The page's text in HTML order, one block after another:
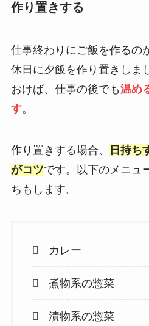
作り置きする
仕事終わりにご飯を作るの
休日に夕飯を作り置きしま
おけば、仕事の後でも温め
す。
作り置きする場合、
日持ち
がコツです。以下のメニュ
ちもします。
カレー
煮物系の惣菜
漬物系の惣菜